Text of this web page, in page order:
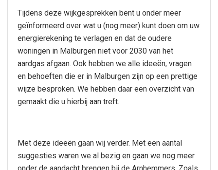
Tijdens deze wijkgesprekken bent u onder meer
geïnformeerd over wat u (nog meer) kunt doen om uw
energierekening te verlagen en dat de oudere
woningen in Malburgen niet voor 2030 van het
aardgas afgaan. Ook hebben we alle ideeën, vragen
en behoeften die er in Malburgen zijn op een prettige
wijze besproken. We hebben daar een overzicht van
gemaakt die u hierbij aan treft.
Met deze ideeën gaan wij verder. Met een aantal
suggesties waren we al bezig en gaan we nog meer